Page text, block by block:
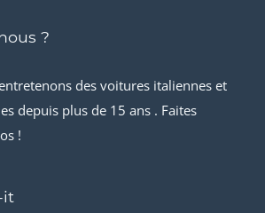
?
des voitures italiennes et
depuis plus de 15 ans . Faites
!
it